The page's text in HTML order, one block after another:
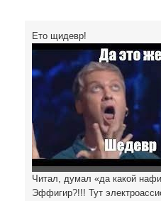
Ето щидевр!
Читал, думал «да какой
Эффигир?!!! Тут